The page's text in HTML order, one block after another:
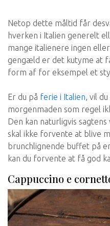
Netop dette måltid får
hverken i Italien generelt
mange italienere ingen
gengæld er det kutyme at
form af for eksempel et
Er du på ferie i Italien, vil
morgenmaden som regel
Den kan naturligvis
skal ikke forvente at blive
brunchlignende buffet på
kan du forvente at få god
Cappuccino e